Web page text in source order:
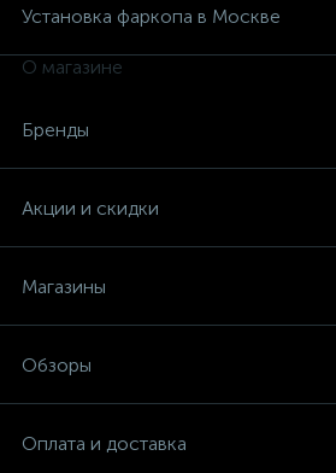
Установка фаркопа в Москве
О магазине
Бренды
Акции и скидки
Магазины
Обзоры
Оплата и доставка